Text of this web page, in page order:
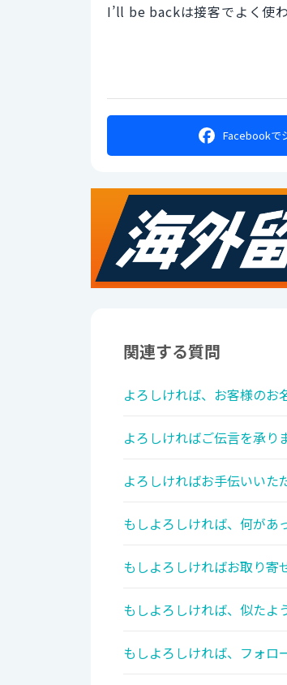
I’ll be backは接客でよく使わ
Facebookで
関連する質問
よろしければ、お客様のお
よろしければご伝言を承り
よろしければお手伝いいた
もしよろしければ、何があ
もしよろしければお取り寄
もしよろしければ、似たよ
もしよろしければ、フォロ